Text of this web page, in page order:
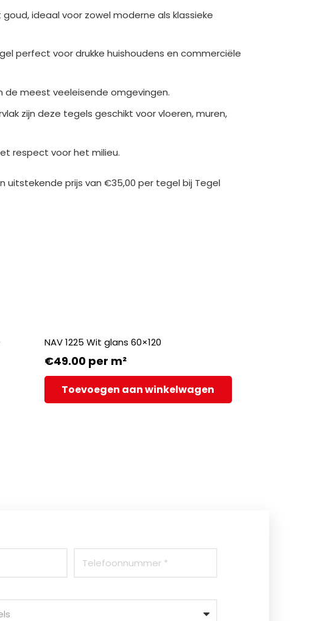
ideaal voor zowel moderne als klassieke
perfect voor drukke huishoudens en commerciële
de meest veeleisende omgevingen.
zijn deze tegels geschikt voor vloeren, muren,
respect voor het milieu.
uitstekende prijs van €35,00 per tegel bij Tegel
NAV 1225 Wit glans 60×120
€49.00per m²
Toevoegen aan winkelwagen